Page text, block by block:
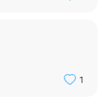
침범하지 못하는 새
는 우리가 만들기 나름
1